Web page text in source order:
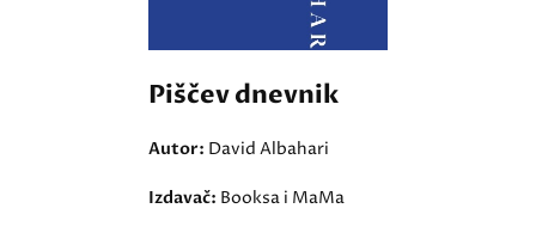
Piščev dnevnik
Autor: David Albahari
Izdavač: Booksa i MaMa